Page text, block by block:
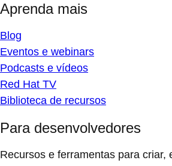
Aprenda mais
Blog
Eventos e webinars
Podcasts e vídeos
Red Hat TV
Biblioteca de recursos
Para desenvolvedores
Recursos e ferramentas para criar,